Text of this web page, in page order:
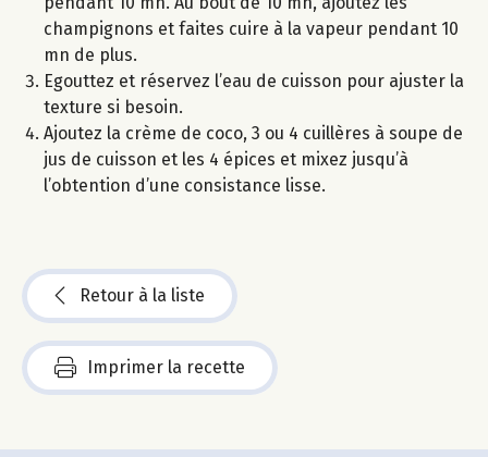
champignons et faites cuire à la vapeur pendant 10
mn de plus.
Egouttez et réservez l’eau de cuisson pour ajuster la
texture si besoin.
Ajoutez la crème de coco, 3 ou 4 cuillères à soupe de
jus de cuisson et les 4 épices et mixez jusqu’à
l’obtention d’une consistance lisse.
Retour à la liste
Imprimer la recette